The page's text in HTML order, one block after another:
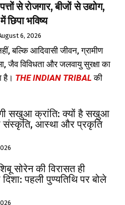
से रोजगार, बीजों से उद्योग,
भविष्य
6, 2026
बल्कि आदिवासी जीवन, ग्रामीण
जैव विविधता और जलवायु सुरक्षा का
है। THE INDIAN TRIBAL की
सखुआ क्रांति: क्यों है सखुआ
संस्कृति, आस्था और प्रकृति
सोरेन की विरासत ही
पहली पुण्यतिथि पर बोले